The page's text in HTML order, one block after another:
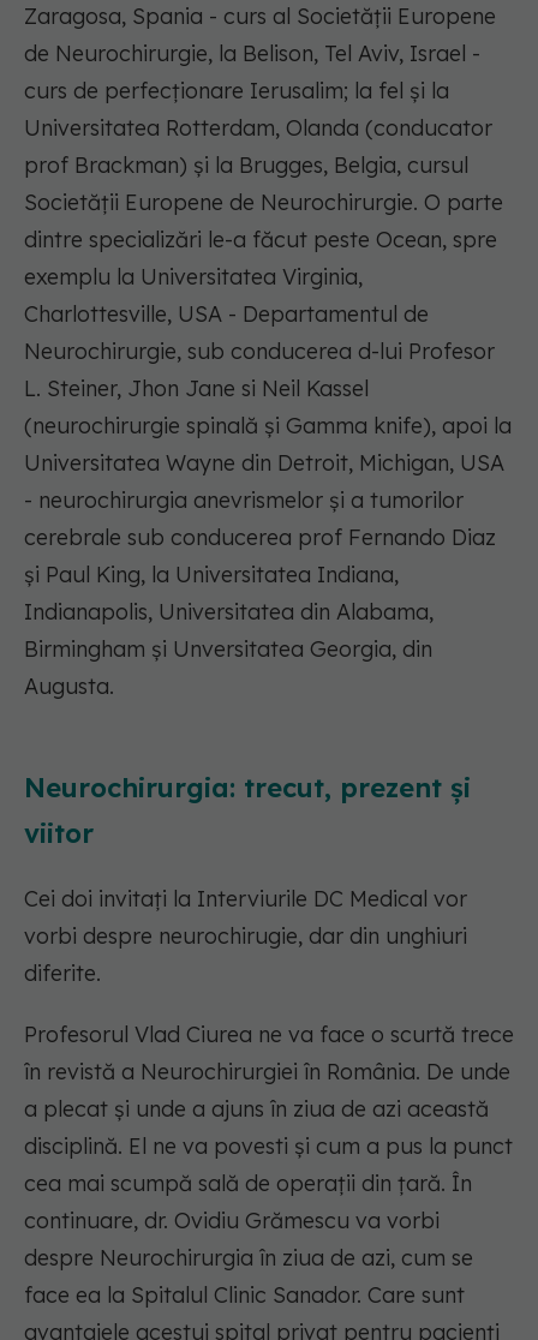
Zaragosa, Spania - curs al Societății Europene
de Neurochirurgie, la Belison, Tel Aviv, Israel -
curs de perfecționare Ierusalim; la fel și la
Universitatea Rotterdam, Olanda (conducator
prof Brackman) și la Brugges, Belgia, cursul
Societății Europene de Neurochirurgie. O parte
dintre specializări le-a făcut peste Ocean, spre
exemplu la Universitatea Virginia,
Charlottesville, USA - Departamentul de
Neurochirurgie, sub conducerea d-lui Profesor
L. Steiner, Jhon Jane si Neil Kassel
(neurochirurgie spinală și Gamma knife), apoi la
Universitatea Wayne din Detroit, Michigan, USA
- neurochirurgia anevrismelor și a tumorilor
cerebrale sub conducerea prof Fernando Diaz
și Paul King, la Universitatea Indiana,
Indianapolis, Universitatea din Alabama,
Birmingham și Unversitatea Georgia, din
Augusta.
Neurochirurgia: trecut, prezent și
viitor
Cei doi invitați la Interviurile DC Medical vor
vorbi despre neurochirugie, dar din unghiuri
diferite.
Profesorul Vlad Ciurea ne va face o scurtă trece
în revistă a Neurochirurgiei în România. De unde
a plecat și unde a ajuns în ziua de azi această
disciplină. El ne va povesti și cum a pus la punct
cea mai scumpă sală de operații din țară. În
continuare, dr. Ovidiu Grămescu va vorbi
despre Neurochirurgia în ziua de azi, cum se
face ea la Spitalul Clinic Sanador. Care sunt
avantajele acestui spital privat pentru pacienți